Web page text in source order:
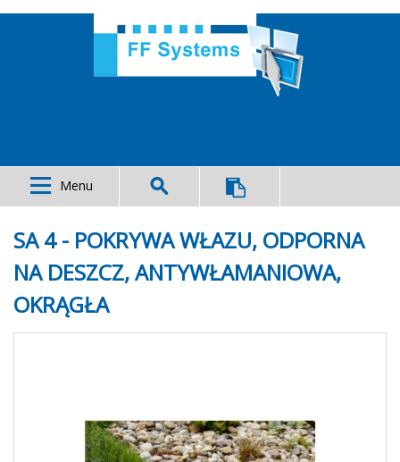
Menu
SA 4 - POKRYWA WŁAZU, ODPORNA
NA DESZCZ, ANTYWŁAMANIOWA,
OKRĄGŁA